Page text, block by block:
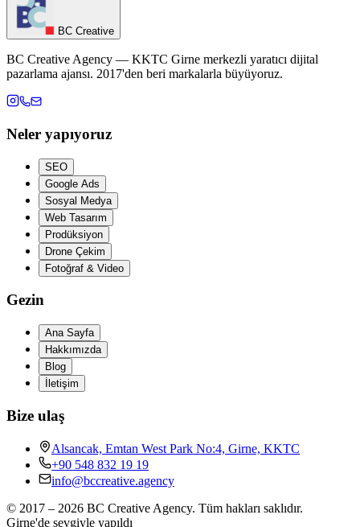
BC Creative
BC Creative Agency — KKTC Girne merkezli yaratıcı dijital
pazarlama ajansı. 2017'den beri markalarla büyüyoruz.
Neler yapıyoruz
SEO
Google Ads
Sosyal Medya
Web Tasarım
Prodüksiyon
Drone Çekim
Fotoğraf & Video
Gezin
Ana Sayfa
Hakkımızda
Blog
İletişim
Bize ulaş
Alsancak, Emtan West Park No:4, Girne, KKTC
+90 548 832 19 19
info@bccreative.agency
© 2017 – 2026 BC Creative Agency. Tüm hakları saklıdır.
Girne'de sevgiyle yapıldı